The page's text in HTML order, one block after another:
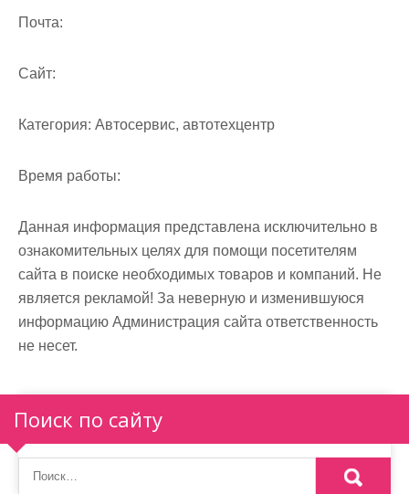
Почта:
Cайт:
Категория: Автосервис, автотехцентр
Время работы:
Данная информация представлена исключительно в
ознакомительных целях для помощи посетителям
сайта в поиске необходимых товаров и компаний. Не
является рекламой! За неверную и изменившуюся
информацию Администрация сайта ответственность
не несет.
Поиск по сайту